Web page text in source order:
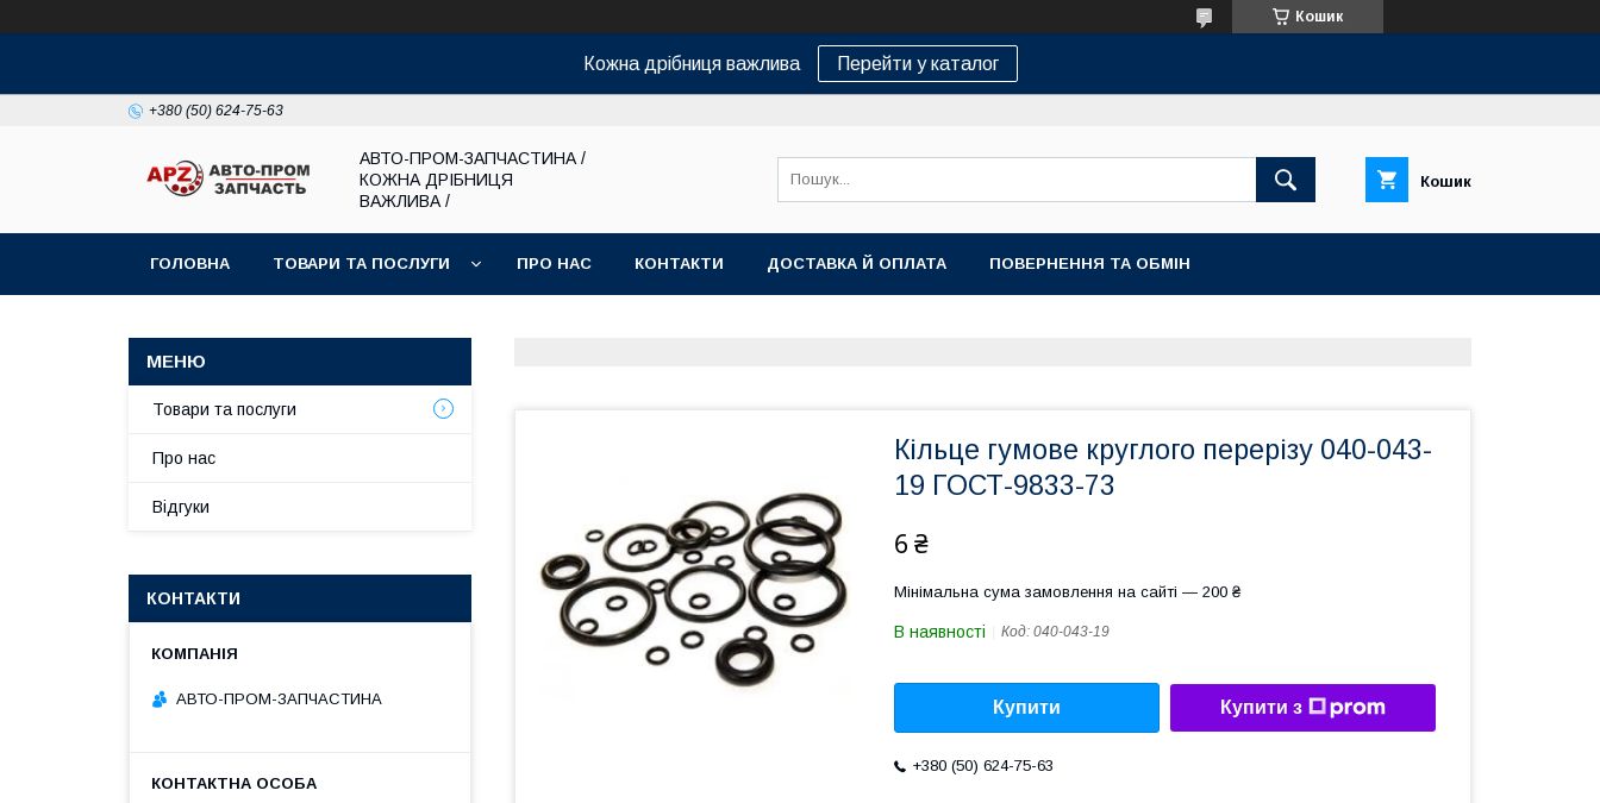
Кошик
Кожна дрібниця важлива Перейти у каталог
+380 (50) 624-75-63
АВТО-ПРОМ-ЗАПЧАСТИНА /
КОЖНА ДРІБНИЦЯ
ВАЖЛИВА /
Кошик
ГОЛОВНА ТОВАРИ ТА ПОСЛУГИ ПРО НАС КОНТАКТИ ДОСТАВКА Й ОПЛАТА ПОВЕРНЕННЯ ТА ОБМІН
Кільце гумове круглого перерізу 040-043-
19 ГОСТ-9833-73
6 ₴
Мінімальна сума замовлення на сайті — 200 ₴
В наявності Код: 040-043-19
Купити Купити з
+380 (50) 624-75-63
Товари та послуги
Про нас
Відгуки
КОНТАКТИ
АВТО-ПРОМ-ЗАПЧАСТИНА